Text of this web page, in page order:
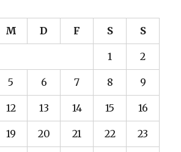
M D F S S
1 2
5 6 7 8 9
12 13 14 15 16
19 20 21 22 23